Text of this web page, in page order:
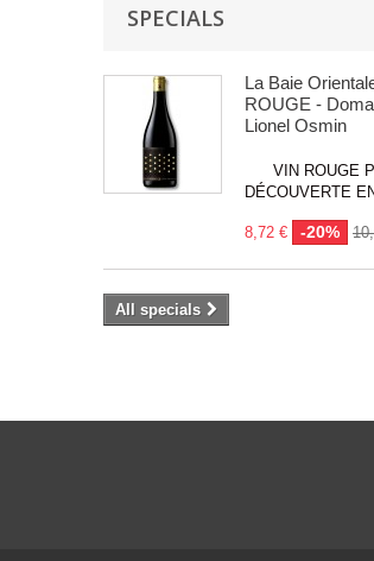
SPECIALS
La Baie
ROUGE -
Lionel Osmin
VIN ROUGE
DÉCOUVERTE
8,72 € -20%
All specials